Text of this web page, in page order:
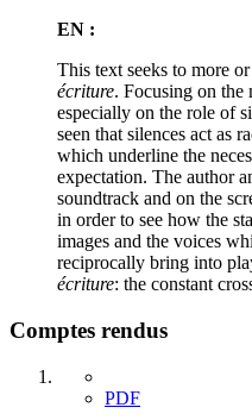
EN :
This text seeks to more
écriture. Focusing on the
especially on the role of
seen that silences act as
which underline the
expectation. The author
soundtrack and on the
in order to see how the
images and the voices
reciprocally bring into
écriture: the constant
Comptes rendus
PDF